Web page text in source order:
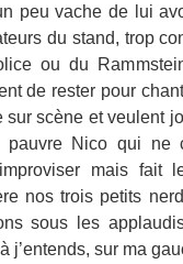
peu vache de lui
du stand, trop
ou du
de rester pour
sur scène et veulent
Nico qui ne
mais fait
nos trois petits
sous les
j’entends, sur ma